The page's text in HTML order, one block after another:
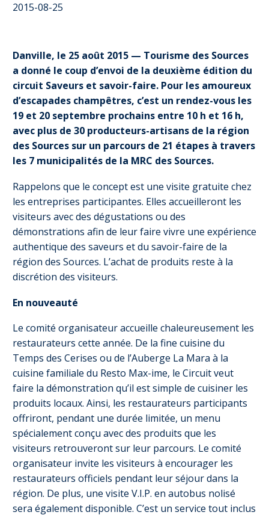
2015-08-25
Danville, le 25 août 2015 — Tourisme des Sources
a donné le coup d’envoi de la deuxième édition du
circuit Saveurs et savoir-faire. Pour les amoureux
d’escapades champêtres, c’est un rendez-vous les
19 et 20 septembre prochains entre 10 h et 16 h,
avec plus de 30 producteurs-artisans de la région
des Sources sur un parcours de 21 étapes à travers
les 7 municipalités de la MRC des Sources.
Rappelons que le concept est une visite gratuite chez
les entreprises participantes. Elles accueilleront les
visiteurs avec des dégustations ou des
démonstrations afin de leur faire vivre une expérience
authentique des saveurs et du savoir-faire de la
région des Sources. L’achat de produits reste à la
discrétion des visiteurs.
En nouveauté
Le comité organisateur accueille chaleureusement les
restaurateurs cette année. De la fine cuisine du
Temps des Cerises ou de l’Auberge La Mara à la
cuisine familiale du Resto Max-ime, le Circuit veut
faire la démonstration qu’il est simple de cuisiner les
produits locaux. Ainsi, les restaurateurs participants
offriront, pendant une durée limitée, un menu
spécialement conçu avec des produits que les
visiteurs retrouveront sur leur parcours. Le comité
organisateur invite les visiteurs à encourager les
restaurateurs officiels pendant leur séjour dans la
région. De plus, une visite V.I.P. en autobus nolisé
sera également disponible. C’est un service tout inclus